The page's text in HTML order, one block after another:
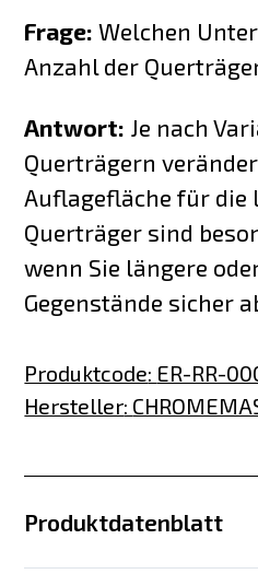
Frage: Welchen
Anzahl der
Antwort: Je nach
Querträgern
Auflagefläche für die
Querträger sind
wenn Sie längere
Gegenstände sicher
Produktcode: ER-RR-
Hersteller:
Produktdatenblatt